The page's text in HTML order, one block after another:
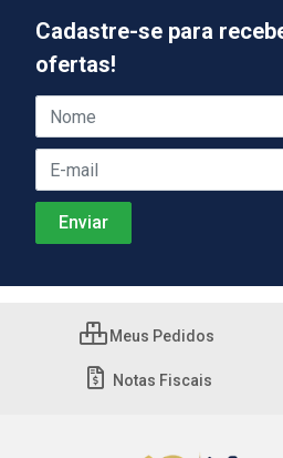
Cadastre-se para
ofertas!
Meus Pedidos
Notas Fiscais